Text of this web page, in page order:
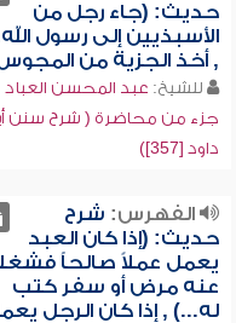
حديث: (جاء رجل من
الأسبذيين إلى رسول
, أخذ الجزية من
للشيخ: عبد المحسن العباد
جزء من محاضرة ( شرح سنن
داود [357])
الفهرس: شرح
حديث: (إذا كان العبد
يعمل عملاً صالحاً
عنه مرض أو سفر كتب
له...) , إذا كان الرجل